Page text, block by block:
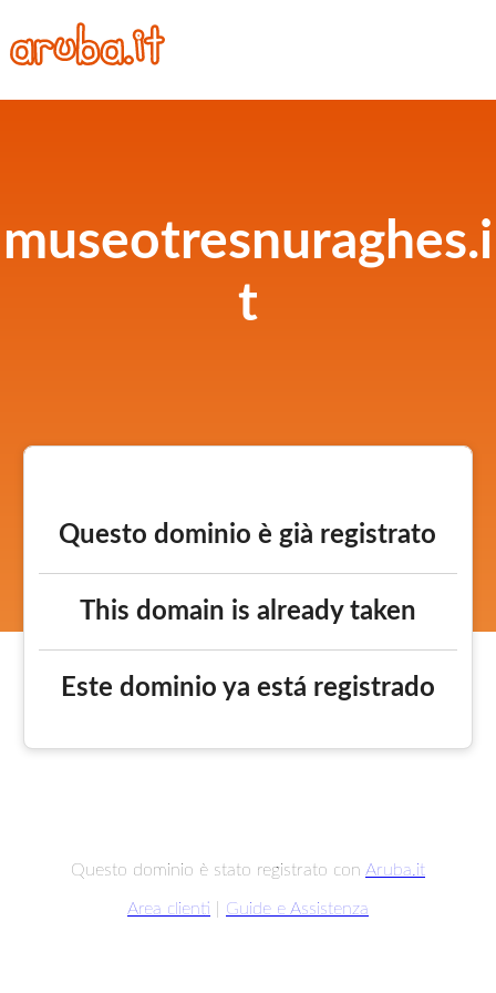
museotresnuraghes.i
t
Questo dominio è già registrato
This domain is already taken
Este dominio ya está registrado
Questo dominio è stato registrato con Aruba.it
Area clienti Guide e Assistenza